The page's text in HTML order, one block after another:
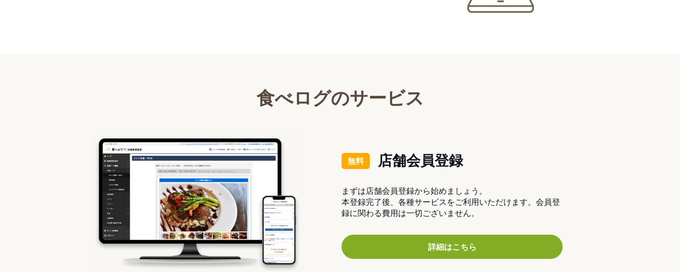
食べログのサービス
無料 店舗会員登録
まずは店舗会員登録から始めましょう。
本登録完了後、各種サービスをご利用いただけます。会員登
録に関わる費用は一切ございません。
詳細はこちら